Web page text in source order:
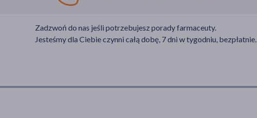
Zadzwoń do nas jeśli potrzebujesz porady farmaceuty.
Jesteśmy dla Ciebie czynni całą dobę, 7 dni w tygodniu, bezpłatnie.